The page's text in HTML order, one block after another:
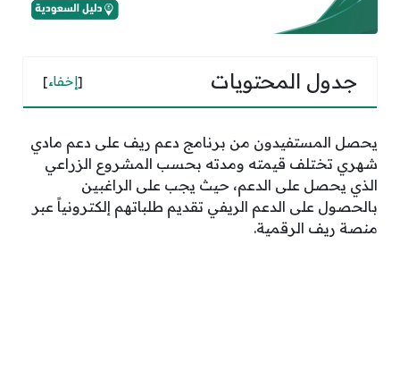
جدول المحتويات [إخفاء]
يحصل المستفيدون من برنامج دعم ريف على دعم مادي
شهري تختلف قيمته ومدته بحسب المشروع الزراعي
الذي يحصل على الدعم، حيث يجب على الراغبين
بالحصول على الدعم الريفي تقديم طلباتهم إلكترونياً عبر
منصة ريف الرقمية.